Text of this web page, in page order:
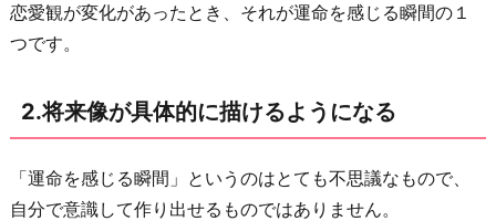
ば
れ
い
る
と
感
恋愛観が変化があったとき、それが運命を感じる瞬間の１
つです。
2.将来像が具体的に描けるようになる
「運命を感じる瞬間」というのはとても不思議なもので、
自分で意識して作り出せるものではありません。